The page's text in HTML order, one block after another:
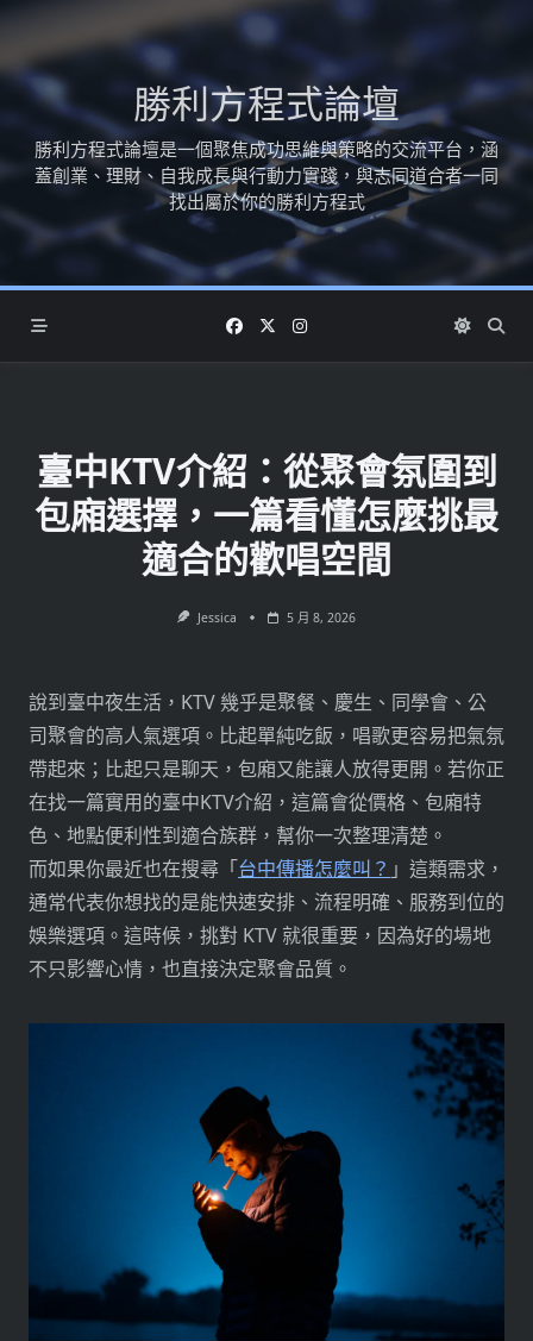
Skip
content
勝利方程式論壇
勝利方程式論壇是一個聚焦成功思維與策略的交流平台，涵
蓋創業、理財、自我成長與行動力實踐，與志同道合者一同
找出屬於你的勝利方程式
臺中KTV介紹：從聚會氛圍到
包廂選擇，一篇看懂怎麼挑最
適合的歡唱空間
Jessica 5 月 8, 2026
說到臺中夜生活，KTV 幾乎是聚餐、慶生、同學會、公
司聚會的高人氣選項。比起單純吃飯，唱歌更容易把氣氛
帶起來；比起只是聊天，包廂又能讓人放得更開。若你正
在找一篇實用的臺中KTV介紹，這篇會從價格、包廂特
色、地點便利性到適合族群，幫你一次整理清楚。
而如果你最近也在搜尋「台中傳播怎麼叫？ 」這類需求，
通常代表你想找的是能快速安排、流程明確、服務到位的
娛樂選項。這時候，挑對 KTV 就很重要，因為好的場地
不只影響心情，也直接決定聚會品質。